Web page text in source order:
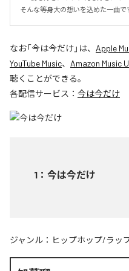
そんな等身大の想いを込めた一曲で
なお「今は今だけ」は、 Apple
YouTube Music、 Amazon Music
聴くことができる。
各配信サービス： 今は今だけ
1 ： 今は今だけ
ジャンル： ヒップホップ/ラッ